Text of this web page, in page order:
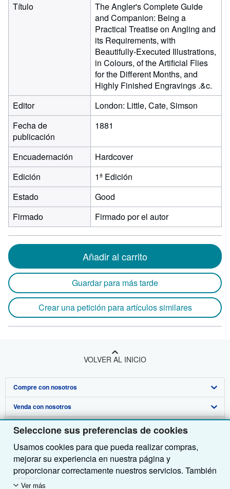
Seleccione sus preferencias de cookies
Usamos cookies para que pueda realizar compras,
mejorar su experiencia en nuestra página y
proporcionar correctamente nuestros servicios. También
utilizamos cookies para comprender el modo en que los
Ver más
Título
The Angler's Complete Guide
and Companion: Being a
Practical Treatise on Angling and
its Requirements, with
Beautifully-Executed Illustrations,
in Colours, of the Artificial Flies
for the Different Months, and
Highly Finished Engravings .&c.
Editor
London: Little, Cate, Simson
Fecha de
publicación
1881
Encuadernación
Hardcover
Edición
1ª Edición
Estado
Good
Firmado
Firmado por el autor
Añadir al carrito
Guardar para más tarde
Crear una petición para artículos similares
VOLVER AL INICIO
Compre con nosotros
Búsqueda avanzada
Colecciones
Mi cuenta
Mis pedidos
Ver carrito
Venda con nosotros
Comenzar a vender
Únase a nuestro programa de afiliados
Recomiende un vendedor
Sobre nosotros
Sobre IberLibro
Medios
Empleo
Obtener Ayuda
Preguntas frecuentes y guías
Atención al Cliente
Otras compañías de AbeBooks
AbeBooks.com
Siga a IberLibro